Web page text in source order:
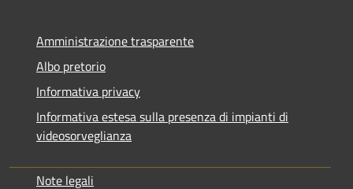
Amministrazione trasparente
Albo pretorio
Informativa privacy
Informativa estesa sulla presenza di impianti di
videosorveglianza
Note legali